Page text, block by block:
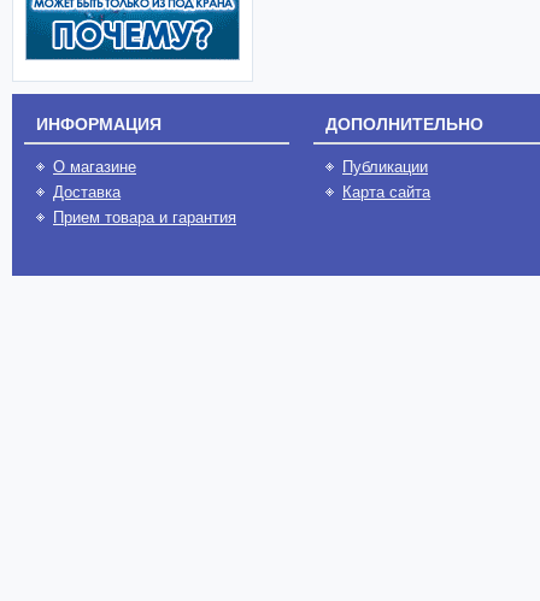
ИНФОРМАЦИЯ
О магазине
Доставка
Прием товара и гарантия
ДОПОЛНИТЕЛЬНО
Публикации
Карта сайта